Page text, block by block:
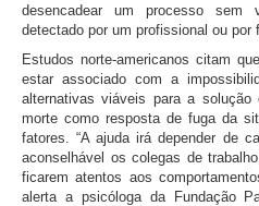
desencadear um processo
detectado por um profissional ou por
Estudos norte-americanos citam
estar associado com a
alternativas viáveis para a
morte como resposta de fuga da
fatores. “A ajuda irá depender de
aconselhável os colegas de
ficarem atentos aos
alerta a psicóloga da Fundação